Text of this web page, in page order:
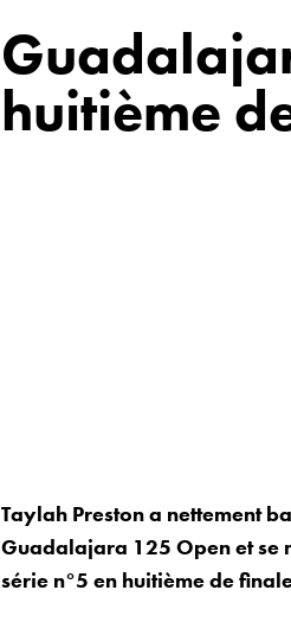
huitième
Taylah Preston a nettement
Guadalajara 125 Open et se
série n°5 en huitième de